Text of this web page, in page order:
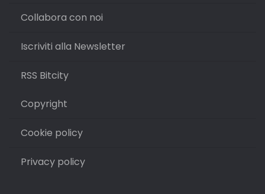
Collabora con noi
Iscriviti alla Newsletter
RSS Bitcity
Copyright
Cookie policy
Privacy policy